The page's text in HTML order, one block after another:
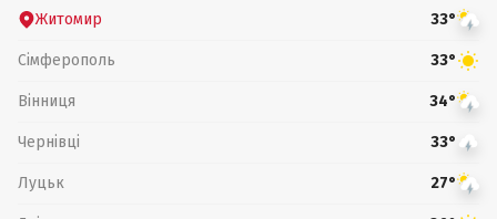
Житомир 33°
Сімферополь 33°
Вінниця 34°
Чернівці 33°
Луцьк 27°